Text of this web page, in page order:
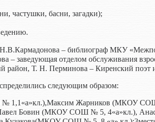
частушки, басни, загадки);
Н.В.Кармадонова – библиограф МКУ
– заведующая отделом обслуживания
район, Т. Н. Перминова – Киренский поэт
следующим образом:
Жарников (МКОУ
Бовин (МКОУ СОШ № 5, 4«а»кл.),